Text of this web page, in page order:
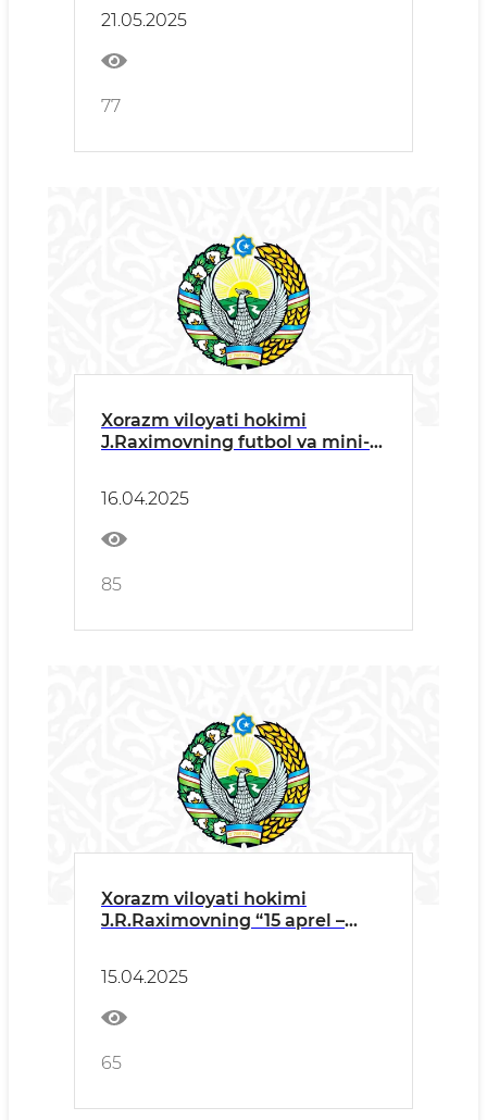
21.05.2025
77
Xorazm viloyati hokimi
J.Raximovning futbol va mini-
musobaqasining ochilish
16.04.2025
85
Xorazm viloyati hokimi
J.R.Raximovning “15 aprel –
o‘tkazilgan tadbirdagi T A B R I
K S O‘ Z I
15.04.2025
65